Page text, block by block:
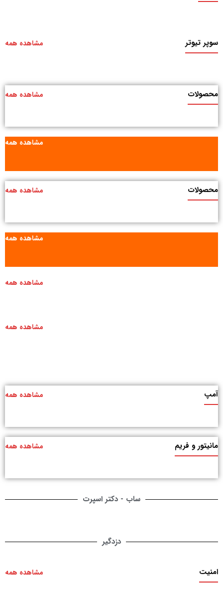
سوپر تیوتر مشاهده همه
محصولات مشاهده همه
مشاهده همه
محصولات مشاهده همه
مشاهده همه
مشاهده همه
مشاهده همه
آمپ مشاهده همه
مانیتور و فریم مشاهده همه
ساب - دکتر اسپرت
دزدگیر
امنیت مشاهده همه